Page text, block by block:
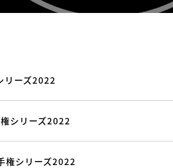
リーズ2022
シリーズ2022
権シリーズ2022